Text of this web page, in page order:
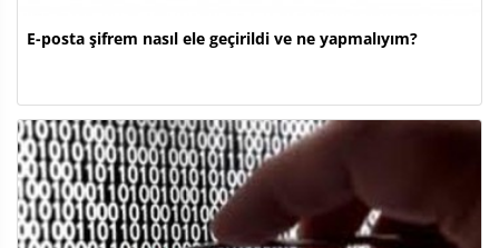
E-posta şifrem nasıl ele geçirildi ve ne yapmalıyım?